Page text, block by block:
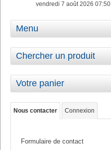
vendredi 7 août 2026 07:50
Menu
Chercher un produit
Votre panier
Nous contacter Connexion
Formulaire de contact